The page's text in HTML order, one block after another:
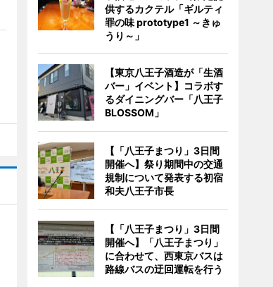
供するカクテル「ギルティ
罪の味 prototype1 ～きゅ
うり～」
【東京八王子酒造が「生酒
バー」イベント】コラボす
るダイニングバー「八王子
BLOSSOM」
【「八王子まつり」3日間
開催へ】祭り期間中の交通
規制について発表する初宿
和夫八王子市長
【「八王子まつり」3日間
開催へ】「八王子まつり」
に合わせて、西東京バスは
路線バスの迂回運転を行う